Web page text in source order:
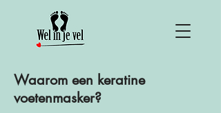
Waarom een keratine
voetenmasker?